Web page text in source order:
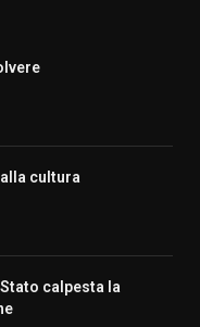
cultura
calpesta la